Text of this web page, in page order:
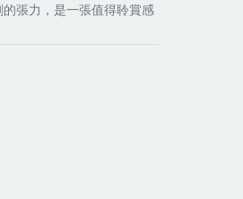
張力，是一張值得聆賞感